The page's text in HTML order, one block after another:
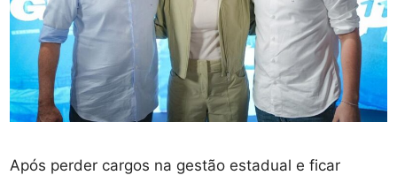
Após perder cargos na gestão estadual e ficar